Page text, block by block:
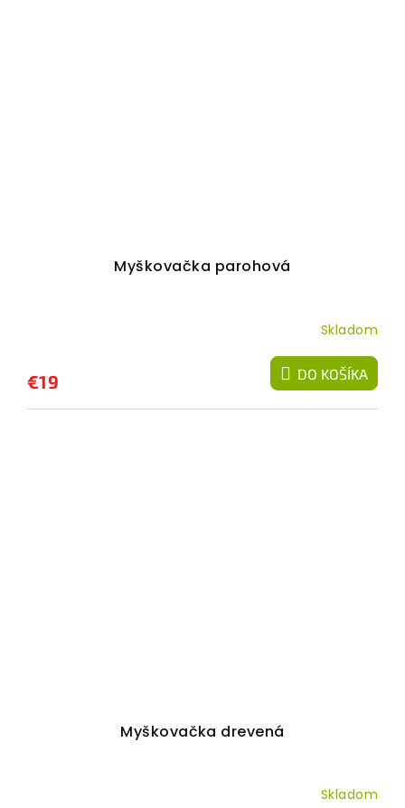
Myškovačka parohová
Skladom
€19 DO KOŠÍKA
Myškovačka drevená
Skladom